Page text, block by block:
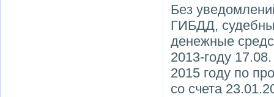
Без
ГИБДД,
денежные
2013-году
2015 году по
со счета